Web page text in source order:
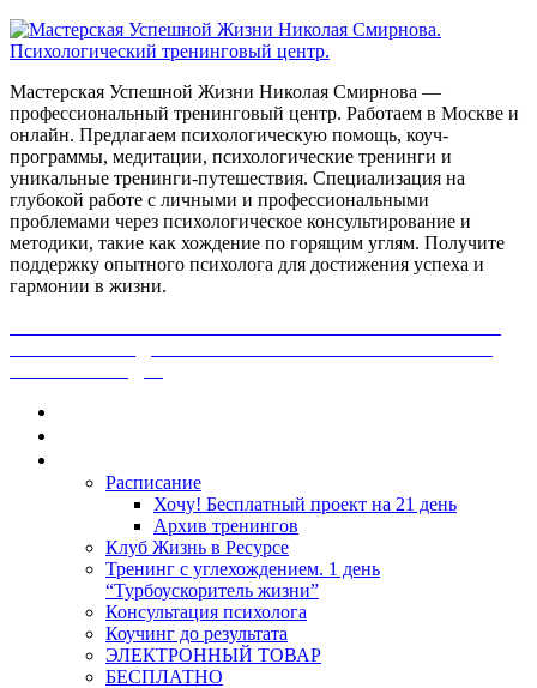
Мастерская Успешной Жизни Николая Смирнова —
профессиональный тренинговый центр. Работаем в Москве и
онлайн. Предлагаем психологическую помощь, коуч-
программы, медитации, психологические тренинги и
уникальные тренинги-путешествия. Специализация на
глубокой работе с личными и профессиональными
проблемами через психологическое консультирование и
методики, такие как хождение по горящим углям. Получите
поддержку опытного психолога для достижения успеха и
гармонии в жизни.
Расписание
Хочу! Бесплатный проект на 21 день
Архив тренингов
Клуб Жизнь в Ресурсе
Тренинг с углехождением. 1 день
“Турбоускоритель жизни”
Консультация психолога
Коучинг до результата
ЭЛЕКТРОННЫЙ ТОВАР
БЕСПЛАТНО